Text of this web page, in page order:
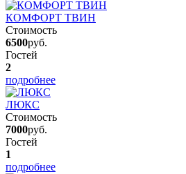
КОМФОРТ ТВИН
Стоимость
6500руб.
Гостей
2
подробнее
ЛЮКС
Стоимость
7000руб.
Гостей
1
подробнее